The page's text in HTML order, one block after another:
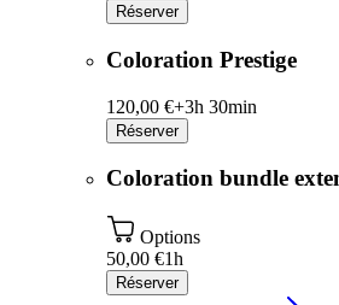
Réserver
Coloration Prestige
120,00 €+3h 30min
Réserver
Coloration bundle
Options
50,00 €1h
Réserver